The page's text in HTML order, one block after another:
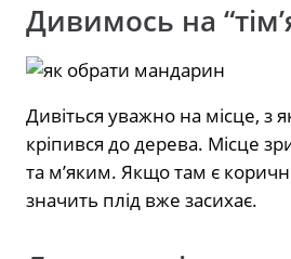
Дивимось на
Дивіться уважно на місце, з
кріпився до дерева. Місце
та м’яким. Якщо там є
значить плід вже засихає.